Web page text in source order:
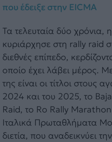
που έδειξε στην EICMA
Τα τελευταία δύο χρόνια,
κυριάρχησε στη rally raid
διεθνές επίπεδο,
οποίο έχει λάβει μέρος.
της είναι οι τίτλοι στους
2024 και του 2025, το
Raid, το Ro Rally Marathon
Ιταλικά Πρωταθλήματα
διετία, που αναδεικνύει